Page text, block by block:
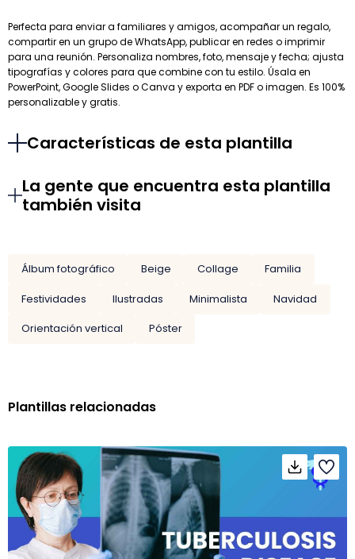
Perfecta para enviar a familiares y amigos, acompañar un regalo,
compartir en un grupo de WhatsApp, publicar en redes o imprimir
para una reunión. Personaliza nombres, foto, mensaje y fecha; ajusta
tipografías y colores para que combine con tu estilo. Úsala en
PowerPoint, Google Slides o Canva y exporta en PDF o imagen. Es 100%
personalizable y gratis.
Características de esta plantilla
La gente que encuentra esta plantilla
también visita
Álbum fotográfico Beige Collage
Familia
Festividades
Ilustradas Minimalista
Navidad
Orientación vertical
Póster
Plantillas relacionadas